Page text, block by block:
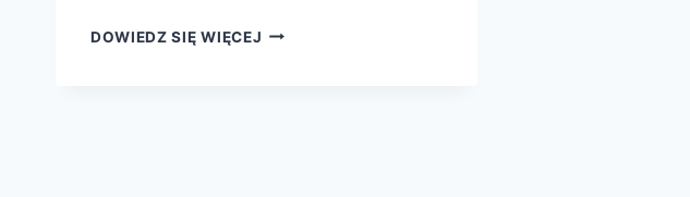
DOWIEDZ SIĘ WIĘCEJ KRAINA